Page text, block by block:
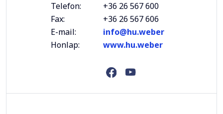
Telefon:
+36 26 567 600
Fax:
+36 26 567 606
E-mail:
info@hu.weber
Honlap:
www.hu.weber